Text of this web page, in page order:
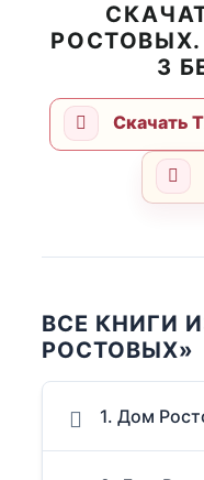
3
Скачать
ВСЕ КНИГИ
РОСТОВЫХ»
1. Дом